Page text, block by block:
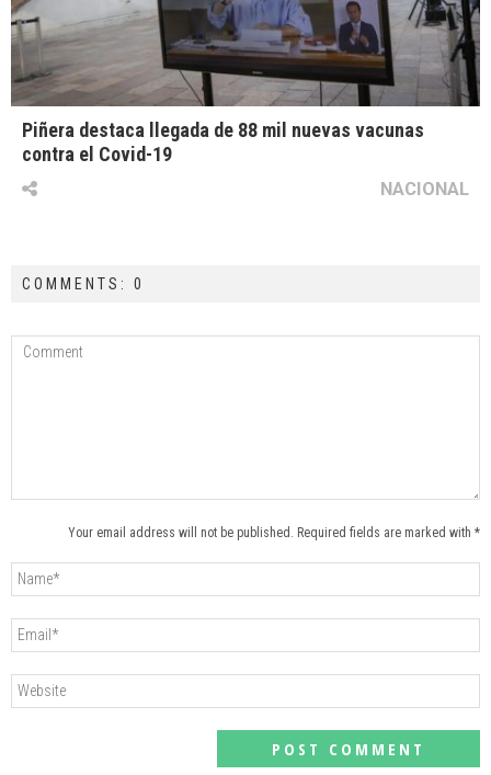
Piñera destaca llegada de 88 mil nuevas vacunas
contra el Covid-19
NACIONAL
COMMENTS: 0
Your email address will not be published. Required fields are marked with *